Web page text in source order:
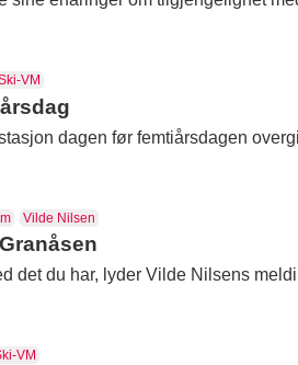
VM
dagen før femtiårsdagen
Vilde Nilsen
det du har, lyder Vilde Nilsens
VM